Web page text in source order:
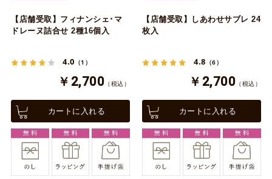
【店舗受取】フィナンシェ･マ
ドレーヌ詰合せ 2種16個入
4.0 （1）
￥2,700 （税込）
カートに入れる
【店舗受取】しあわせサブレ 24
枚入
4.8 （6）
￥2,700 （税込）
カートに入れる